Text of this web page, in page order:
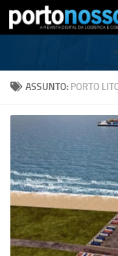
Skip to content
ASSUNTO: PORTO